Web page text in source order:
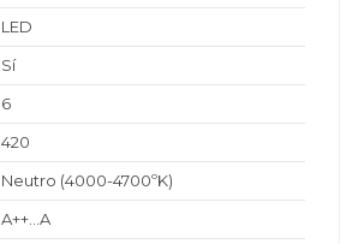
LED
Sí
6
420
Neutro (4000-4700ºK)
A++...A